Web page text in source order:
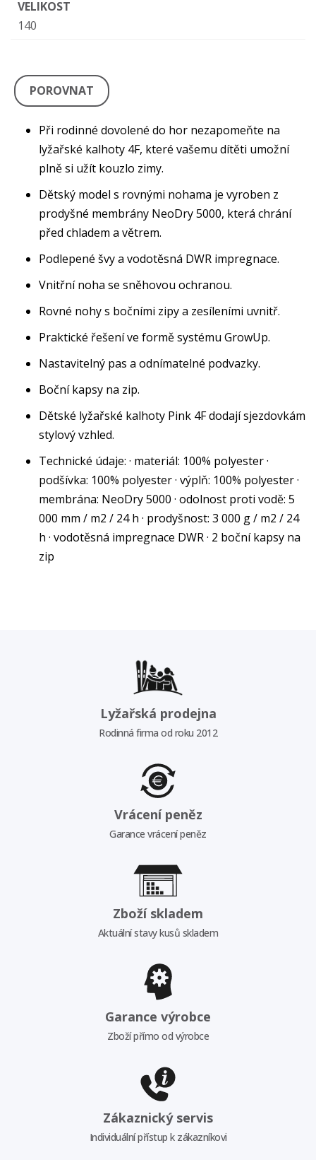
VELIKOST
140
POROVNAT
Při rodinné dovolené do hor nezapomeňte na
lyžařské kalhoty 4F, které vašemu dítěti umožní
plně si užít kouzlo zimy.
Dětský model s rovnými nohama je vyroben z
prodyšné membrány NeoDry 5000, která chrání
před chladem a větrem.
Podlepené švy a vodotěsná DWR impregnace.
Vnitřní noha se sněhovou ochranou.
Rovné nohy s bočními zipy a zesíleními uvnitř.
Praktické řešení ve formě systému GrowUp.
Nastavitelný pas a odnímatelné podvazky.
Boční kapsy na zip.
Dětské lyžařské kalhoty Pink 4F dodají sjezdovkám
stylový vzhled.
Technické údaje: · materiál: 100% polyester ·
podšívka: 100% polyester · výplň: 100% polyester ·
membrána: NeoDry 5000 · odolnost proti vodě: 5
000 mm / m2 / 24 h · prodyšnost: 3 000 g / m2 / 24
h · vodotěsná impregnace DWR · 2 boční kapsy na
zip
Lyžařská prodejna
Rodinná firma od roku 2012
Vrácení peněz
Garance vrácení peněz
Zboží skladem
Aktuální stavy kusů skladem
Garance výrobce
Zboží přímo od výrobce
Zákaznický servis
Individuální přístup k zákazníkovi